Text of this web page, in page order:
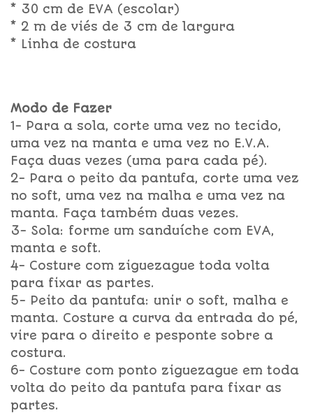
* 30 cm de EVA (escolar)
* 2 m de viés de 3 cm de largura
* Linha de costura
Modo de Fazer
1- Para a sola, corte uma vez no tecido,
uma vez na manta e uma vez no E.V.A.
Faça duas vezes (uma para cada pé).
2- Para o peito da pantufa, corte uma vez
no soft, uma vez na malha e uma vez na
manta. Faça também duas vezes.
3- Sola: forme um sanduíche com EVA,
manta e soft.
4- Costure com ziguezague toda volta
para fixar as partes.
5- Peito da pantufa: unir o soft, malha e
manta. Costure a curva da entrada do pé,
vire para o direito e pesponte sobre a
costura.
6- Costure com ponto ziguezague em toda
volta do peito da pantufa para fixar as
partes.